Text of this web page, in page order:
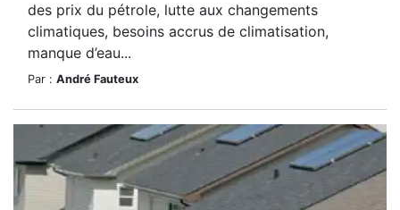
des prix du pétrole, lutte aux changements
climatiques, besoins accrus de climatisation,
manque d’eau...
Par : André Fauteux